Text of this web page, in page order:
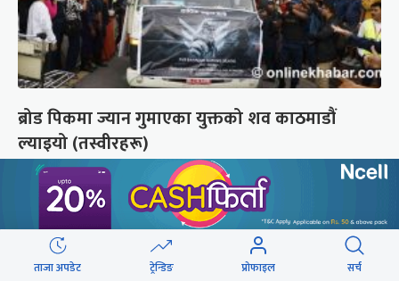
ब्रोड पिकमा ज्यान गुमाएका युक्तको शव काठमाडौं
ल्याइयो (तस्वीरहरू)
छुटाउनुभयो कि ?
संसद्लाई टेर्दैनन् प्रधानमन्त्री, लाचार
छन् सभामुख
ताजा अपडेट ट्रेन्डिङ प्रोफाइल सर्च